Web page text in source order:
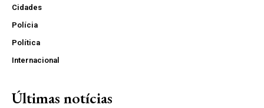
Cidades
Polícia
Política
Internacional
Últimas notícias